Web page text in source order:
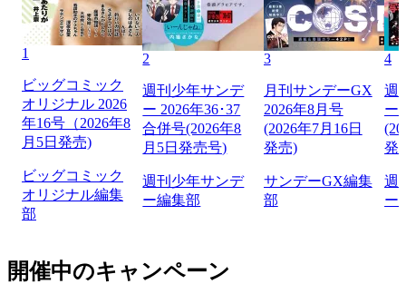
1
ビッグコミック
オリジナル 2026
年16号（2026年8
月5日発売)
ビッグコミック
オリジナル編集
部
2
週刊少年サンデ
ー 2026年36･37
合併号(2026年8
月5日発売号)
週刊少年サンデ
ー編集部
3
月刊サンデーGX
2026年8月号
(2026年7月16日
発売)
サンデーGX編集
部
4
週
ー
発
週
ー
開催中のキャンペーン